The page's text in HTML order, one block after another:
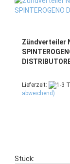
Zündverteiler
Lieferzeit:
abweichend)
Stück: